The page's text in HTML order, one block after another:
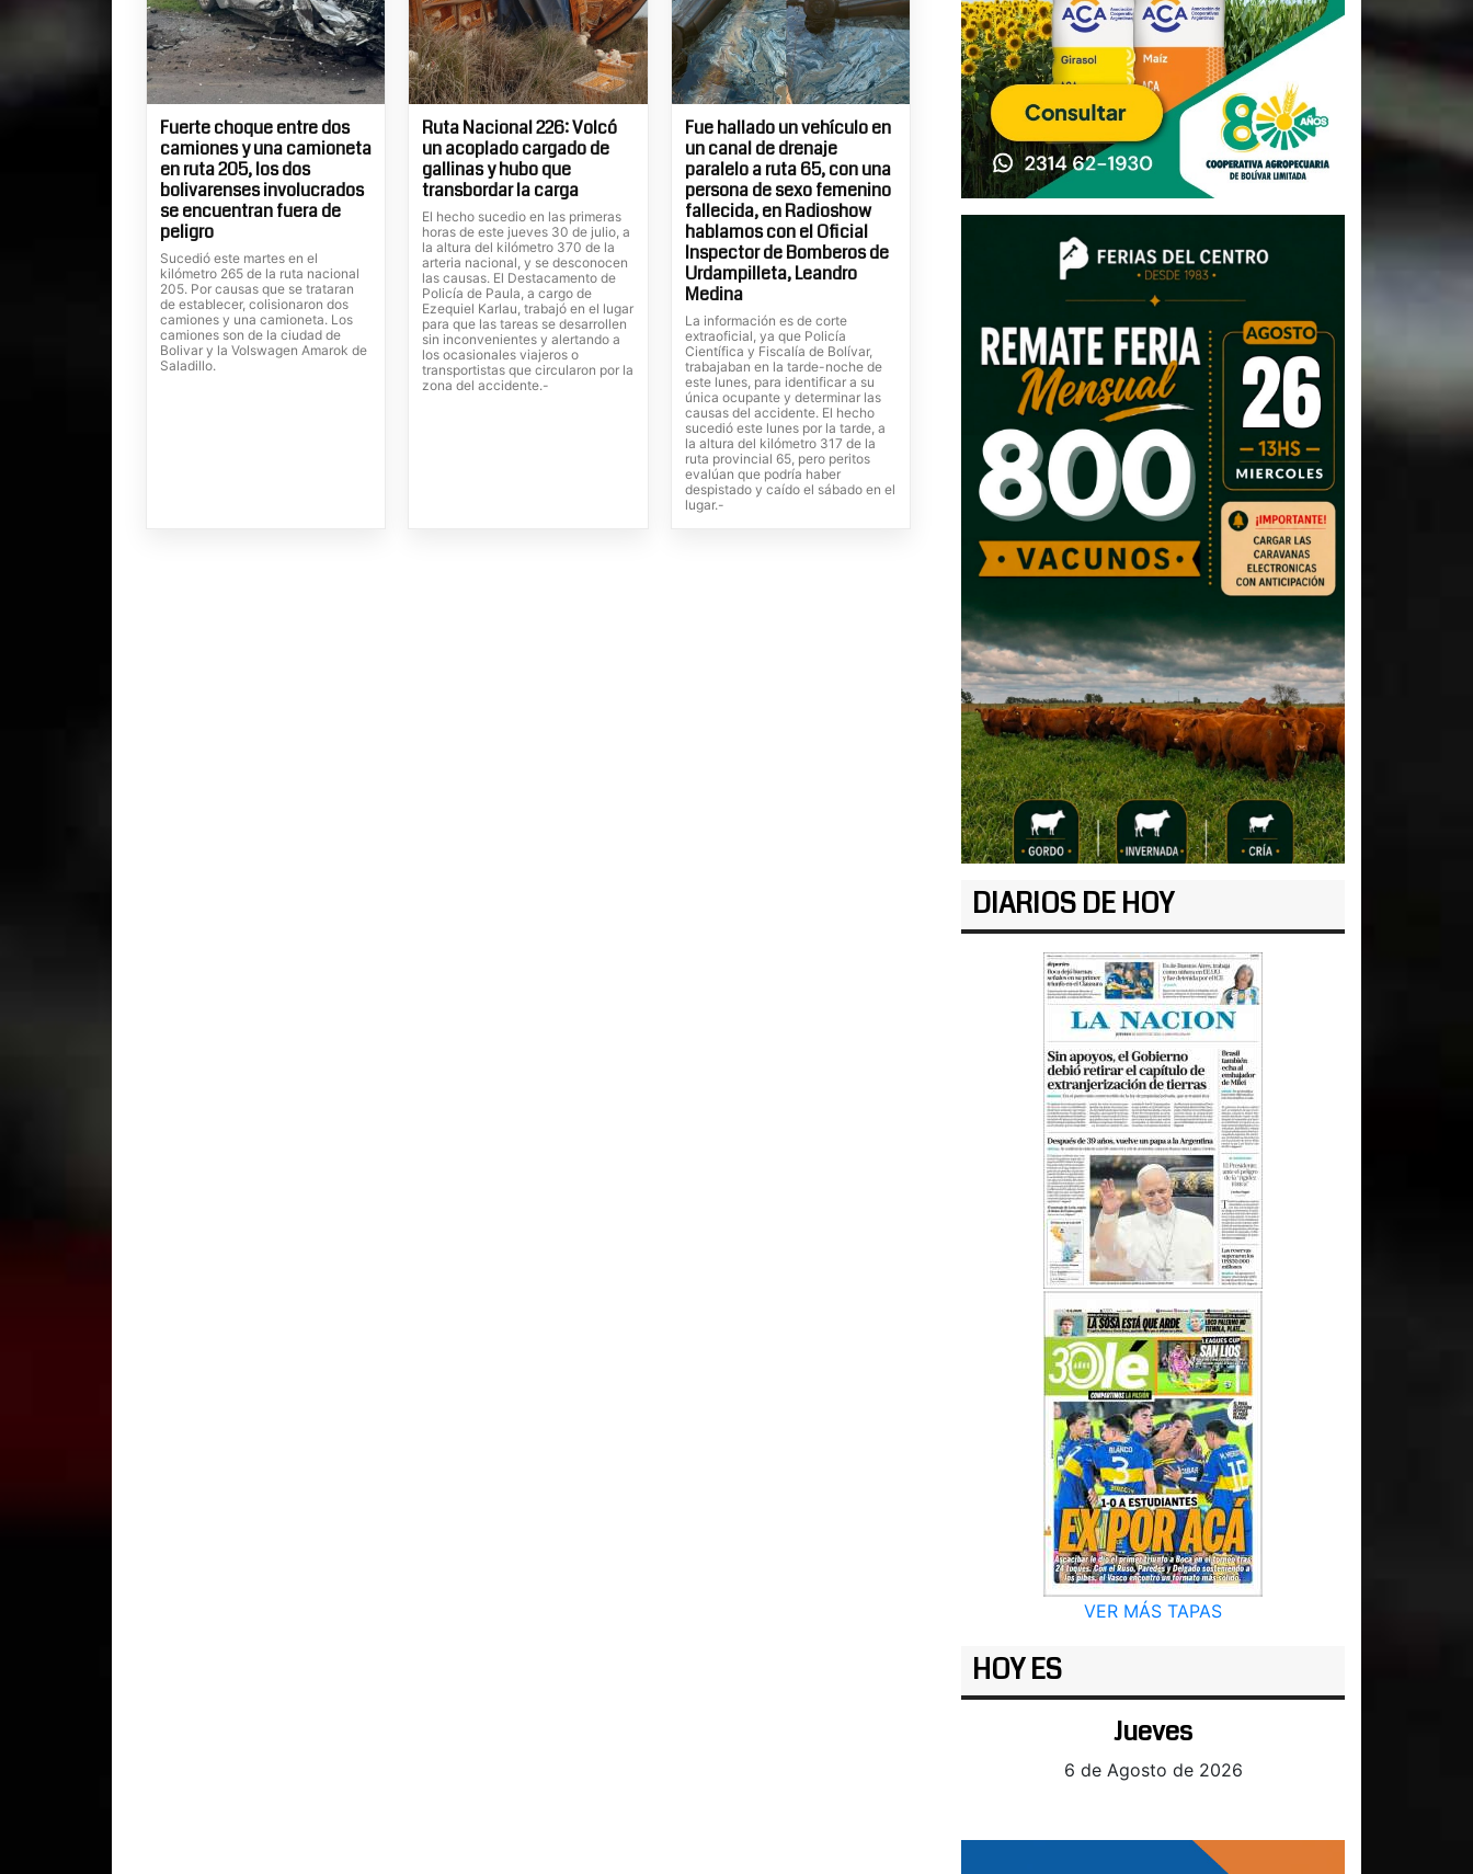
Fuerte choque entre dos
camiones y una camioneta
en ruta 205, los dos
bolivarenses involucrados
se encuentran fuera de
peligro
Sucedió este martes en el
kilómetro 265 de la ruta nacional
205. Por causas que se trataran
de establecer, colisionaron dos
camiones y una camioneta. Los
camiones son de la ciudad de
Bolivar y la Volswagen Amarok de
Saladillo.
Ruta Nacional 226: Volcó
un acoplado cargado de
gallinas y hubo que
transbordar la carga
El hecho sucedio en las primeras
horas de este jueves 30 de julio, a
la altura del kilómetro 370 de la
arteria nacional, y se desconocen
las causas. El Destacamento de
Policía de Paula, a cargo de
Ezequiel Karlau, trabajó en el lugar
para que las tareas se desarrollen
sin inconvenientes y alertando a
los ocasionales viajeros o
transportistas que circularon por la
zona del accidente.-
Fue hallado un vehículo en
un canal de drenaje
paralelo a ruta 65, con una
persona de sexo femenino
fallecida, en Radioshow
hablamos con el Oficial
Inspector de Bomberos de
Urdampilleta, Leandro
Medina
La información es de corte
extraoficial, ya que Policía
Científica y Fiscalía de Bolívar,
trabajaban en la tarde-noche de
este lunes, para identificar a su
única ocupante y determinar las
causas del accidente. El hecho
sucedió este lunes por la tarde, a
la altura del kilómetro 317 de la
ruta provincial 65, pero peritos
evalúan que podría haber
despistado y caído el sábado en el
lugar.-
DIARIOS DE HOY
VER MÁS TAPAS
HOY ES
Jueves
6 de Agosto de 2026